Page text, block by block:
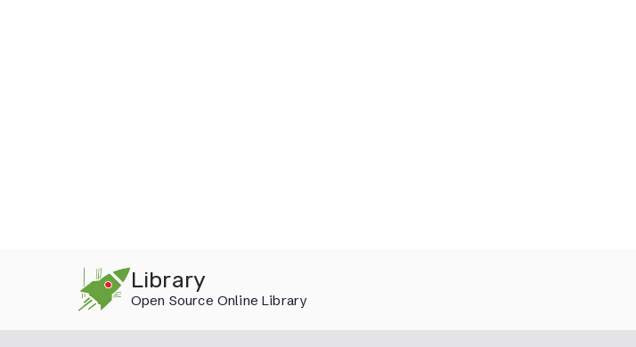
Library
Open Source Online Library